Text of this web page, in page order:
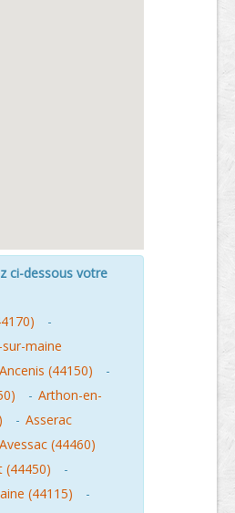
ci-dessous votre
-
maine
Ancenis (44150)
-
- Arthon-en-
- Asserac
Avessac (44460)
(44450)
-
(44115)
-